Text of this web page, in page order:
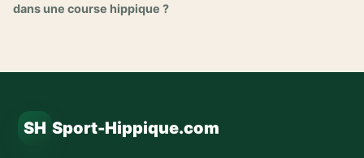
dans une course hippique ?
SH Sport-Hippique.com